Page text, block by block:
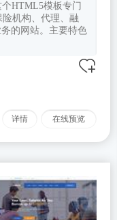
HTML5模板专门
机构、代理、融
的网站。主要特色
详情 在线预览